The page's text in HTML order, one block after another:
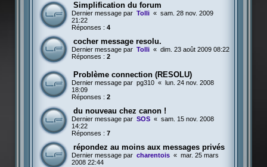
Simplification du forum
Dernier message par Tolli « sam. 28 nov. 2009
21:22
Réponses : 4
cocher message resolu.
Dernier message par Tolli « dim. 23 août 2009 08:22
Réponses : 2
Problème connection (RESOLU)
Dernier message par pg310 «
lun. 24 nov. 2008
18:09
Réponses : 2
du nouveau chez canon !
Dernier message par SOS « sam. 15 nov. 2008
14:22
Réponses : 7
répondez au moins aux messages privés
Dernier message par charentois « mar. 25 mars
2008 22:44